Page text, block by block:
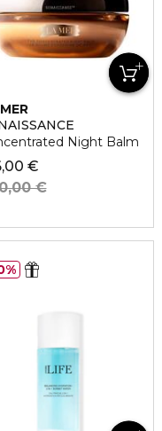
Night Balm
€
€